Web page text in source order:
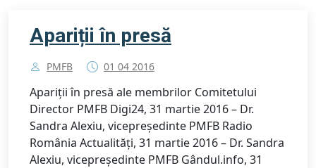
Apariții în presă
PMFB 01 04 2016
Apariții în presă ale membrilor Comitetului
Director PMFB Digi24, 31 martie 2016 – Dr.
Sandra Alexiu, vicepreședinte PMFB Radio
România Actualități, 31 martie 2016 – Dr. Sandra
Alexiu, vicepreședinte PMFB Gândul.info, 31